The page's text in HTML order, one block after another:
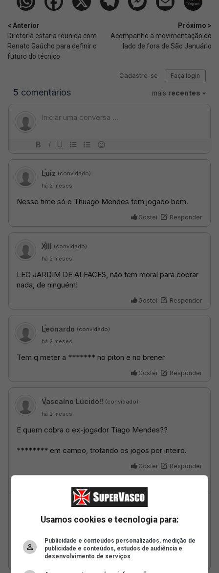
< Anterior
Diretoria estaria reunida com
Renato Gaúcho para definir o
futuro do técnico
Próximo >
Acompanhe a movimentação do
lado de fora de São Januário
Usamos cookies e tecnologia para:
Publicidade e conteúdos personalizados, medição de
publicidade e conteúdos, estudos de audiência e
desenvolvimento de serviços